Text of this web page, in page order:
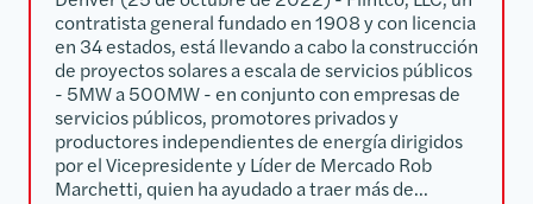
contratista general fundado en 1908 y con licencia
en 34 estados, está llevando a cabo la construcción
de proyectos solares a escala de servicios públicos
- 5MW a 500MW - en conjunto con empresas de
servicios públicos, promotores privados y
productores independientes de energía dirigidos
por el Vicepresidente y Líder de Mercado Rob
Marchetti, quien ha ayudado a traer más de...